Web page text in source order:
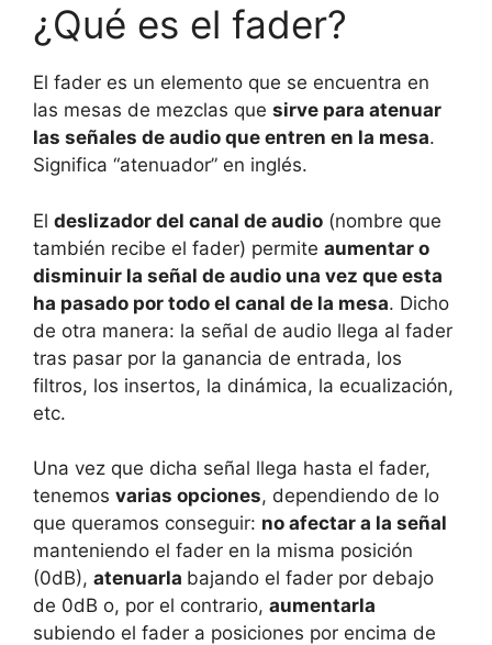
¿Qué es el fader?
El fader es un elemento que se encuentra en
las mesas de mezclas que sirve para atenuar
las señales de audio que entren en la mesa.
Significa “atenuador” en inglés.
El deslizador del canal de audio (nombre que
también recibe el fader) permite aumentar o
disminuir la señal de audio una vez que esta
ha pasado por todo el canal de la mesa. Dicho
de otra manera: la señal de audio llega al fader
tras pasar por la ganancia de entrada, los
filtros, los insertos, la dinámica, la ecualización,
etc.
Una vez que dicha señal llega hasta el fader,
tenemos varias opciones, dependiendo de lo
que queramos conseguir: no afectar a la señal
manteniendo el fader en la misma posición
(0dB), atenuarla bajando el fader por debajo
de 0dB o, por el contrario, aumentarla
subiendo el fader a posiciones por encima de